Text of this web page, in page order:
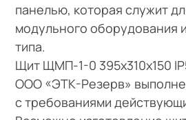
панелью, которая служит
модульного оборудования
типа.
Щит ЩМП-1-0 395х310х150
ООО «ЭТК-Резерв»
с требованиями